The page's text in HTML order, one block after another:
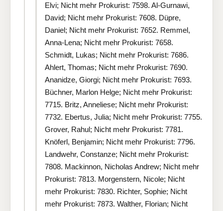
Elvi; Nicht mehr Prokurist: 7598. Al-Gurnawi,
David; Nicht mehr Prokurist: 7608. Düpre,
Daniel; Nicht mehr Prokurist: 7652. Remmel,
Anna-Lena; Nicht mehr Prokurist: 7658.
Schmidt, Lukas; Nicht mehr Prokurist: 7686.
Ahlert, Thomas; Nicht mehr Prokurist: 7690.
Ananidze, Giorgi; Nicht mehr Prokurist: 7693.
Büchner, Marlon Helge; Nicht mehr Prokurist:
7715. Britz, Anneliese; Nicht mehr Prokurist:
7732. Ebertus, Julia; Nicht mehr Prokurist: 7755.
Grover, Rahul; Nicht mehr Prokurist: 7781.
Knöferl, Benjamin; Nicht mehr Prokurist: 7796.
Landwehr, Constanze; Nicht mehr Prokurist:
7808. Mackinnon, Nicholas Andrew; Nicht mehr
Prokurist: 7813. Morgenstern, Nicole; Nicht
mehr Prokurist: 7830. Richter, Sophie; Nicht
mehr Prokurist: 7873. Walther, Florian; Nicht